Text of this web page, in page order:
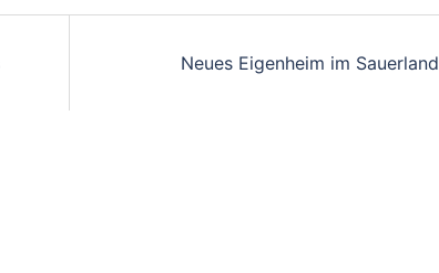
Neues Eigenheim im Sauerland